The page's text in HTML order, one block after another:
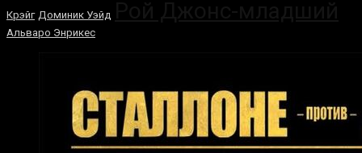
Крэйг Доминик Уэйд
Альваро Энрикес